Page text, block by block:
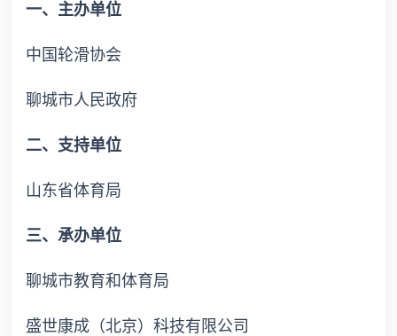
一、主办单位
中国轮滑协会
聊城市人民政府
二、支持单位
山东省体育局
三、承办单位
聊城市教育和体育局
盛世康成（北京）科技有限公司